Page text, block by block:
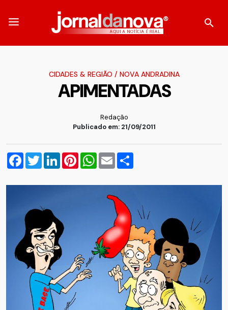
CIDADES & REGIÃO / NOVA ANDRADINA
APIMENTADAS
Redação
Publicado em: 21/09/2011
Facebook
TwitterLinkedInPinterestWhatsApp
Email